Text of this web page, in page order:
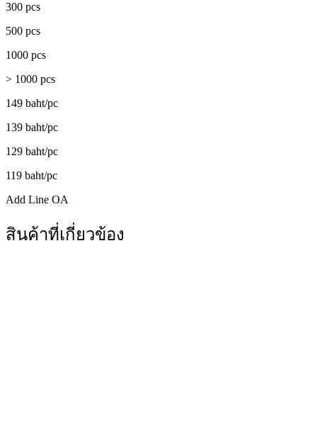
300 pcs
500 pcs
1000 pcs
> 1000 pcs
149 baht/pc
139 baht/pc
129 baht/pc
119 baht/pc
Add Line OA
สินค้าที่เกี่ยวข้อง